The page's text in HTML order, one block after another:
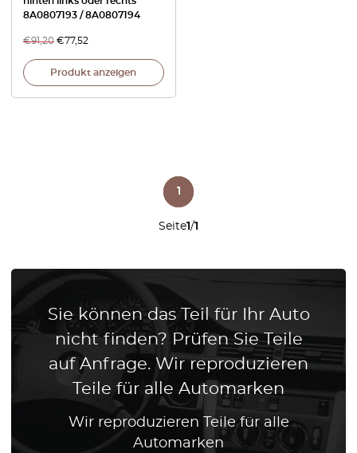
8A0807193 / 8A0807194
€91,20 €77,52
Produkt anzeigen
Seite1/1
1
Sie können das Teil für Ihr Auto
nicht finden? Prüfen Sie Teile
auf Anfrage. Wir reproduzieren
Teile für alle Automarken
Wir reproduzieren Teile für alle
Automarken